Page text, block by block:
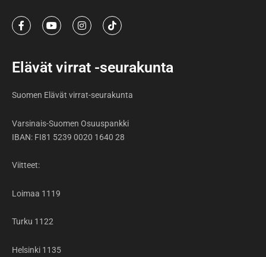
F
a
b
o
-
Y
o
b
I
n
g
m
T
i
k
Elävät virrat -seurakunta
Suomen Elävät virrat-seurakunta
Varsinais-Suomen Osuuspankki
IBAN: FI81 5239 0020 1640 28
Viitteet:
Loimaa 1119
Turku 1122
Helsinki 1135